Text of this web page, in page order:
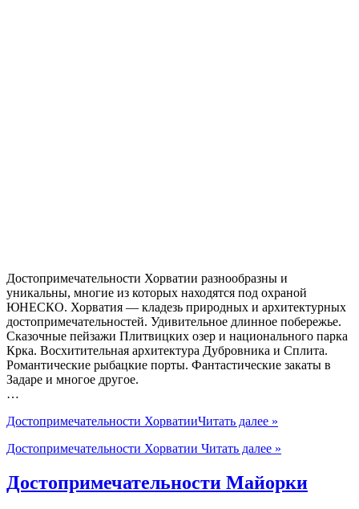
Достопримечательности Хорватии разнообразны и
уникальны, многие из которых находятся под охраной
ЮНЕСКО. Хорватия — кладезь природных и архитектурных
достопримечательностей. Удивительное длинное побережье.
Сказочные пейзажи Плитвицких озер и национального парка
Крка. Восхитительная архитектура Дубровника и Сплита.
Романтические рыбацкие порты. Фантастические закаты в
Задаре и многое другое.
…
Достопримечательности ХорватииЧитать далее »
Достопримечательности Хорватии Читать далее »
Достопримечательности Майорки